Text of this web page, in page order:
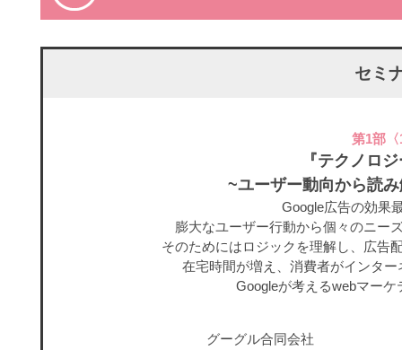
セミ
第1部〈
『テクノロ
~ユーザー動向から読
Google広告の効果
膨大なユーザー行動から個々のニー
そのためにはロジックを理解し、広告
在宅時間が増え、消費者がインタ
Googleが考えるwebマー
グーグル合同会社